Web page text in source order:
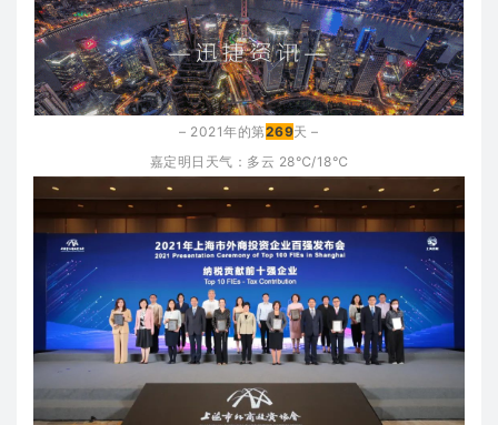
– 2021年的第269天 –
嘉定明日天气：多云 28℃/18℃